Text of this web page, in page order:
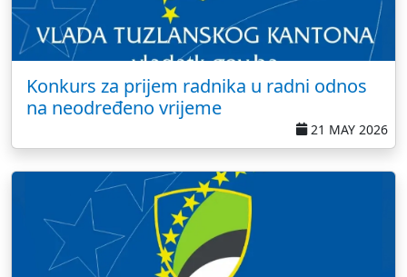
Konkurs za prijem radnika u radni odnos
na neodređeno vrijeme
21 MAY 2026